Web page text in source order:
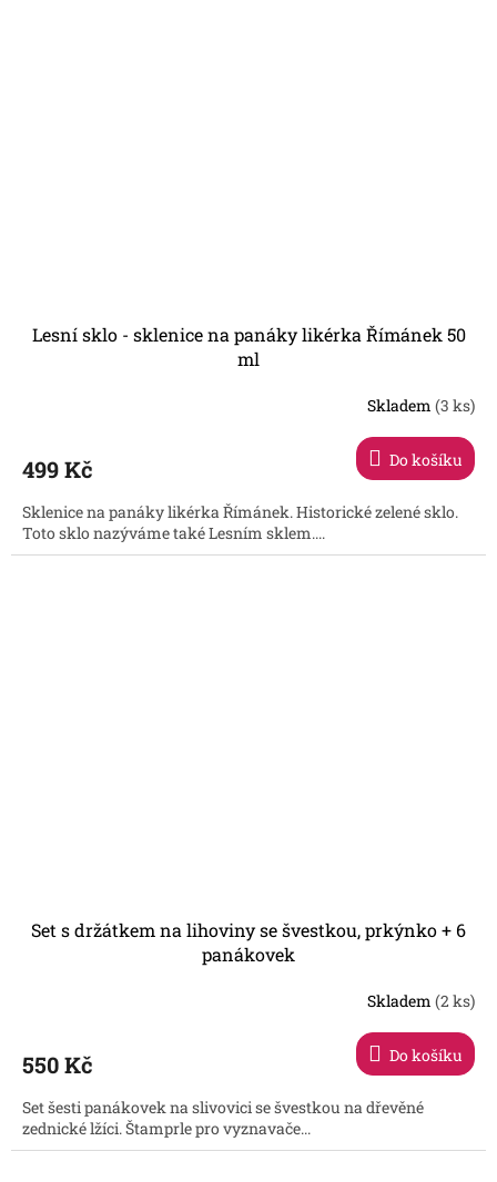
Lesní sklo - sklenice na panáky likérka Římánek 50
ml
Skladem (3 ks)
499 Kč Do košíku
Sklenice na panáky likérka Římánek. Historické zelené sklo.
Toto sklo nazýváme také Lesním sklem....
Set s držátkem na lihoviny se švestkou, prkýnko + 6
panákovek
Skladem (2 ks)
550 Kč Do košíku
Set šesti panákovek na slivovici se švestkou na dřevěné
zednické lžíci. Štamprle pro vyznavače...